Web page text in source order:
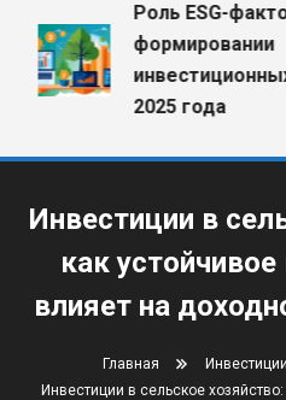
Роль ESG-
формировании
инвестиционных
2025 года
Инвестиции в
как
влияет на
Главная
Инвестиции в сельское